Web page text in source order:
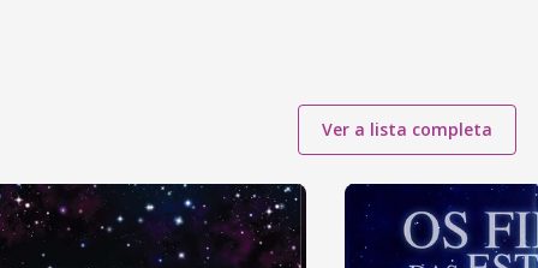
Ver a lista completa